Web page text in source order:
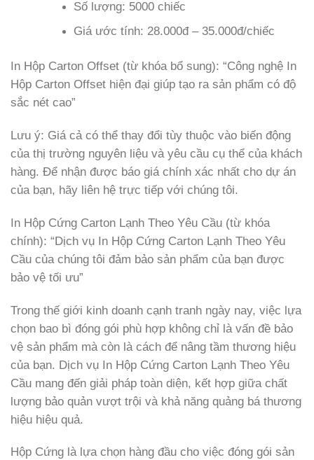
Số lượng: 5000 chiếc
Giá ước tính: 28.000đ – 35.000đ/chiếc
In Hộp Carton Offset (từ khóa bổ sung): “Công nghệ In
Hộp Carton Offset hiện đại giúp tạo ra sản phẩm có độ
sắc nét cao”
Lưu ý: Giá cả có thể thay đổi tùy thuộc vào biến động
của thị trường nguyên liệu và yêu cầu cụ thể của khách
hàng. Để nhận được báo giá chính xác nhất cho dự án
của bạn, hãy liên hệ trực tiếp với chúng tôi.
In Hộp Cứng Carton Lạnh Theo Yêu Cầu (từ khóa
chính): “Dịch vụ In Hộp Cứng Carton Lạnh Theo Yêu
Cầu của chúng tôi đảm bảo sản phẩm của bạn được
bảo vệ tối ưu”
Trong thế giới kinh doanh cạnh tranh ngày nay, việc lựa
chọn bao bì đóng gói phù hợp không chỉ là vấn đề bảo
vệ sản phẩm mà còn là cách để nâng tầm thương hiệu
của bạn. Dịch vụ In Hộp Cứng Carton Lạnh Theo Yêu
Cầu mang đến giải pháp toàn diện, kết hợp giữa chất
lượng bảo quản vượt trội và khả năng quảng bá thương
hiệu hiệu quả.
Hộp Cứng là lựa chọn hàng đầu cho việc đóng gói sản